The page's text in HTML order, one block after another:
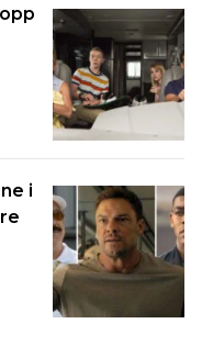
i